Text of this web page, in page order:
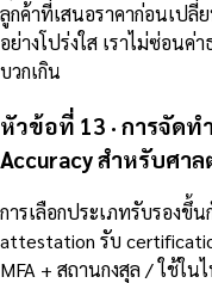
ลูกค้าที่เสนอราคาก่อนเปลี่
อย่างโปร่งใส เราไม่ซ่อนค่
บวกเกิน
หัวข้อที่ 13 · การจัด
Accuracy สำหรับศาล
การเลือกประเภทรับรองขึ้
attestation รับ
MFA + สถานกงสุล / ใช้ใ